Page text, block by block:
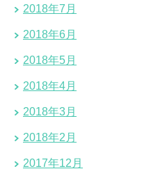
2018年7月
2018年6月
2018年5月
2018年4月
2018年3月
2018年2月
2017年12月